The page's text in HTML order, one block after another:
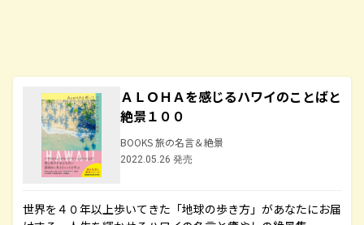
ＡＬＯＨＡを感じるハワイのことばと
絶景１００
BOOKS 旅の名言＆絶景
2022.05.26 発売
世界を４０年以上歩いてきた「地球の歩き方」があなたにお届